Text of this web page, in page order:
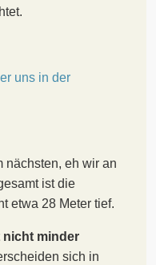
nächsten, eh wir an
ist die
etwa 28 Meter tief.
nicht minder
sich in